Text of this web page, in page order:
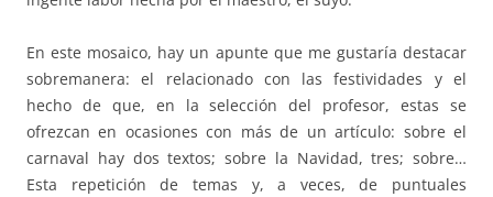
En este mosaico, hay un apunte que me gustaría destacar
sobremanera: el relacionado con las festividades y el
hecho de que, en la selección del profesor, estas se
ofrezcan en ocasiones con más de un artículo: sobre el
carnaval hay dos textos; sobre la Navidad, tres; sobre…
Esta repetición de temas y, a veces, de puntuales